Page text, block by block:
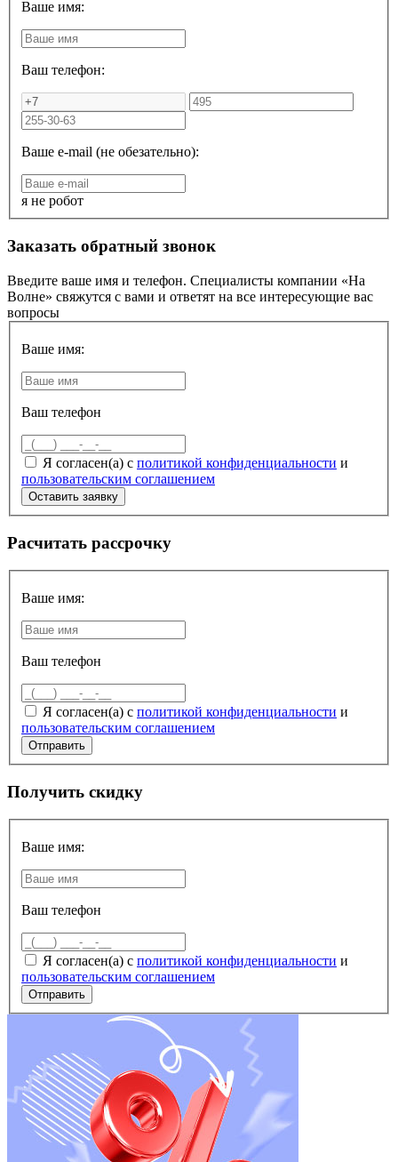
Ваше имя:
Ваш телефон:
Ваше e-mail (не обезательно):
я не робот
Заказать обратный звонок
Введите ваше имя и телефон. Специалисты компании «На
Волне» свяжутся с вами и ответят на все интересующие вас
вопросы
Ваше имя:
Ваш телефон
Я согласен(а) с политикой конфиденциальности и
пользовательским соглашением
Расчитать рассрочку
Ваше имя:
Ваш телефон
Я согласен(а) с политикой конфиденциальности и
пользовательским соглашением
Получить скидку
Ваше имя:
Ваш телефон
Я согласен(а) с политикой конфиденциальности и
пользовательским соглашением